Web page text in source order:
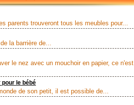
parents trouveront tous les meubles pour...
la barrière de...
le nez avec un mouchoir en papier, ce n'est
pour le bébé
de son petit, il est possible de...